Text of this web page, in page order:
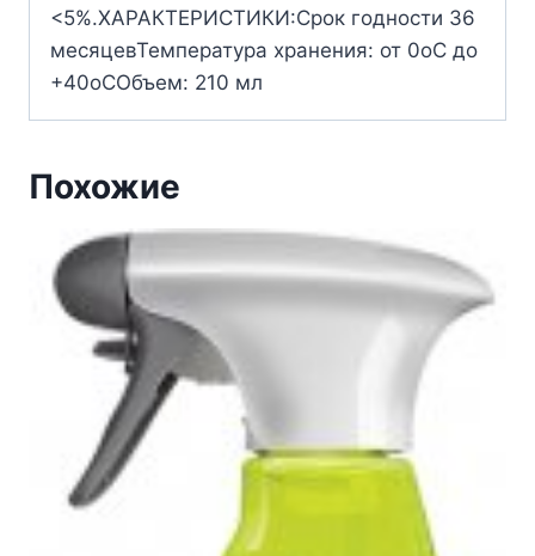
<5%.ХАРАКТЕРИСТИКИ:Срок годности 36
месяцевТемпература хранения: от 0оС до
+40оСОбъем: 210 мл
Похожие